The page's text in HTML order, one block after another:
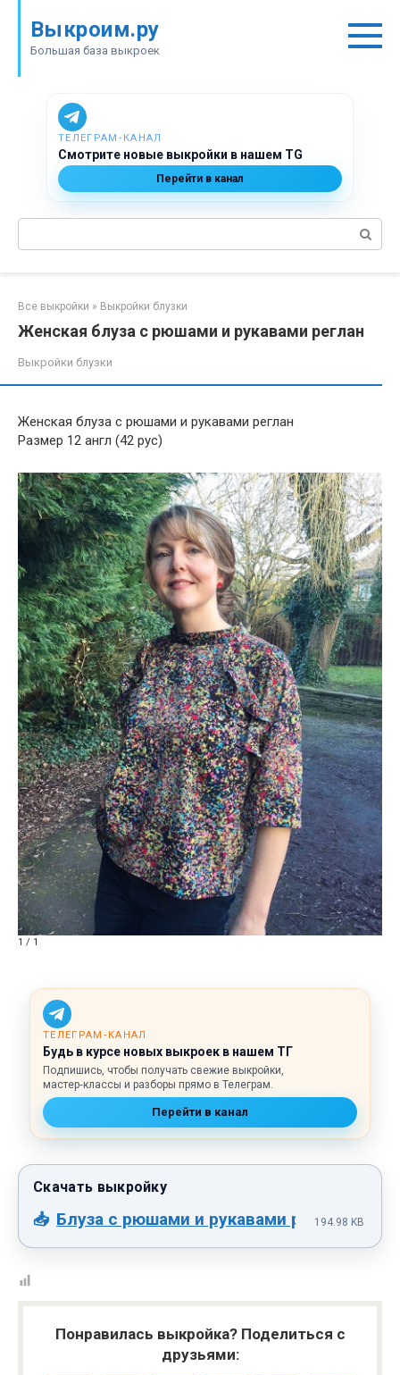
контенту
Выкроим.ру
Большая база выкроек
ТЕЛЕГРАМ‑КАНАЛ
Смотрите новые выкройки в нашем TG
Перейти в канал
Поиск:
Все выкройки » Выкройки блузки
Женская блуза с рюшами и рукавами реглан
Выкройки блузки
Женская блуза с рюшами и рукавами реглан
Размер 12 англ (42 рус)
1 / 1
ТЕЛЕГРАМ‑КАНАЛ
Будь в курсе новых выкроек в нашем ТГ
Подпишись, чтобы получать свежие выкройки,
мастер‑классы и разборы прямо в Телеграм.
Перейти в канал
Блуза с рюшами и рукавами реглан 12
194.98 KB
Понравилась выкройка? Поделиться с
друзьями: